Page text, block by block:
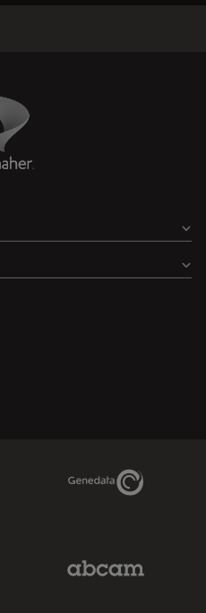
Logo
Genedata Link